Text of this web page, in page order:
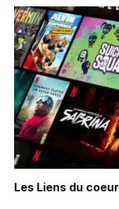
Les Liens du coeur